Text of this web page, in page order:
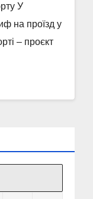
У
на проїзд у
– проєкт